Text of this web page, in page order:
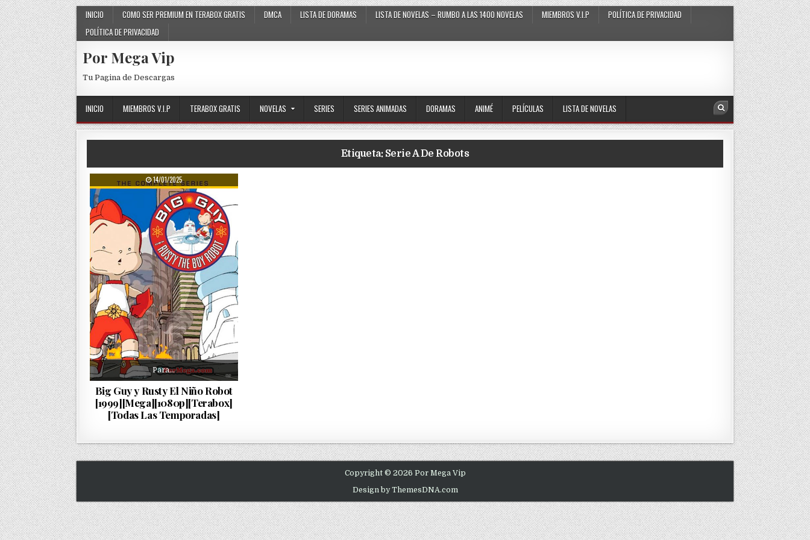
Skip to content INICIO COMO SER PREMIUM EN TERABOX GRATIS DMCA LISTA DE DORAMAS LISTA DE NOVELAS – RUMBO A LAS 1400 NOVELAS MIEMBROS V.I.P
POLÍTICA DE PRIVACIDAD
POLÍTICA DE PRIVACIDAD
Por Mega Vip
Tu Pagina de Descargas
INICIO MIEMBROS V.I.P TERABOX GRATIS NOVELAS SERIES SERIES ANIMADAS DORAMAS ANIMÉ PELÍCULAS LISTA DE NOVELAS Search
Etiqueta: Serie A De Robots
PUBLISHED DATE:
14/01/2025
Para…
Big Guy y Rusty El Niño Robot
[1999][Mega][1080p][Terabox]
[Todas Las Temporadas]
Copyright © 2026 Por Mega Vip
Design by ThemesDNA.com